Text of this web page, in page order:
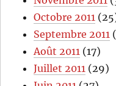
Octobre 2011
Septembre 2011
Août 2011 (17)
Juillet 2011 (29)